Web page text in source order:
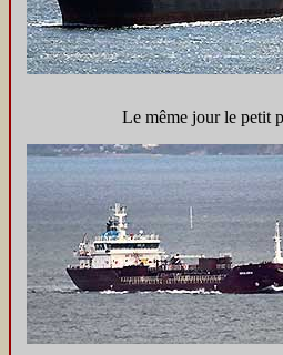
Le même jour le petit